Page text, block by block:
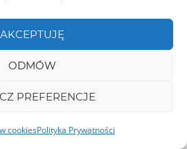
AKCEPTUJĘ
ODMÓW
PREFERENCJE
cookiesPolityka Prywatności
ogranicza do
klasztornego …